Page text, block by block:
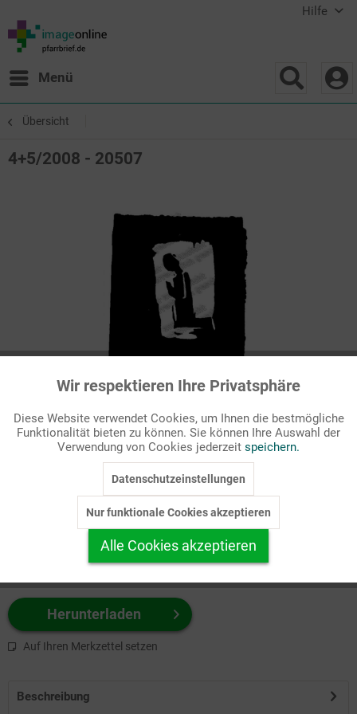
Hilfe
Menü
Übersicht
4+5/2008 - 20507
Passende Stichworte
Bibel, NT
zuerst Ihr Produktformat aus.
z.B. Farbe-Grafik, Schwarz-Weiß-Grafik, mit/ohne Text ...
Herunterladen
Auf Ihren Merkzettel setzen
Beschreibung
Funktionale Aktiv
Marketing Inaktiv
Personalisierung Inaktiv
Service
Wir respektieren Ihre Privatsphäre
Diese Website verwendet Cookies, um Ihnen die bestmögliche
Funktionalität bieten zu können. Sie können Ihre Auswahl der
Verwendung von Cookies jederzeit speichern.
Datenschutzeinstellungen
Nur funktionale Cookies akzeptieren
Alle Cookies akzeptieren